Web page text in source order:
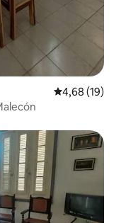
4,68 de uma
4,68 (19)